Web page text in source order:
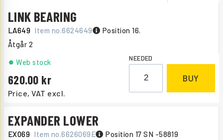
LINK BEARING
LA649 Item no.6624649 Position 16.
Åtgår 2
Price, VAT excl.
620.00
Web stock NEEDED
BUY
EXPANDER LOWER
EX069 Item no.6626069E Position 17 SN -58819